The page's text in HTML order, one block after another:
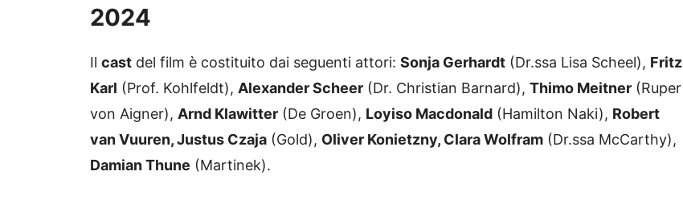
2024
Il cast del film è costituito dai seguenti attori: Sonja Gerhardt (Dr.ssa Lisa Scheel), Fritz
Karl (Prof. Kohlfeldt), Alexander Scheer (Dr. Christian Barnard), Thimo Meitner (Ruper
von Aigner), Arnd Klawitter (De Groen), Loyiso Macdonald (Hamilton Naki), Robert
van Vuuren, Justus Czaja (Gold), Oliver Konietzny, Clara Wolfram (Dr.ssa McCarthy),
Damian Thune (Martinek).